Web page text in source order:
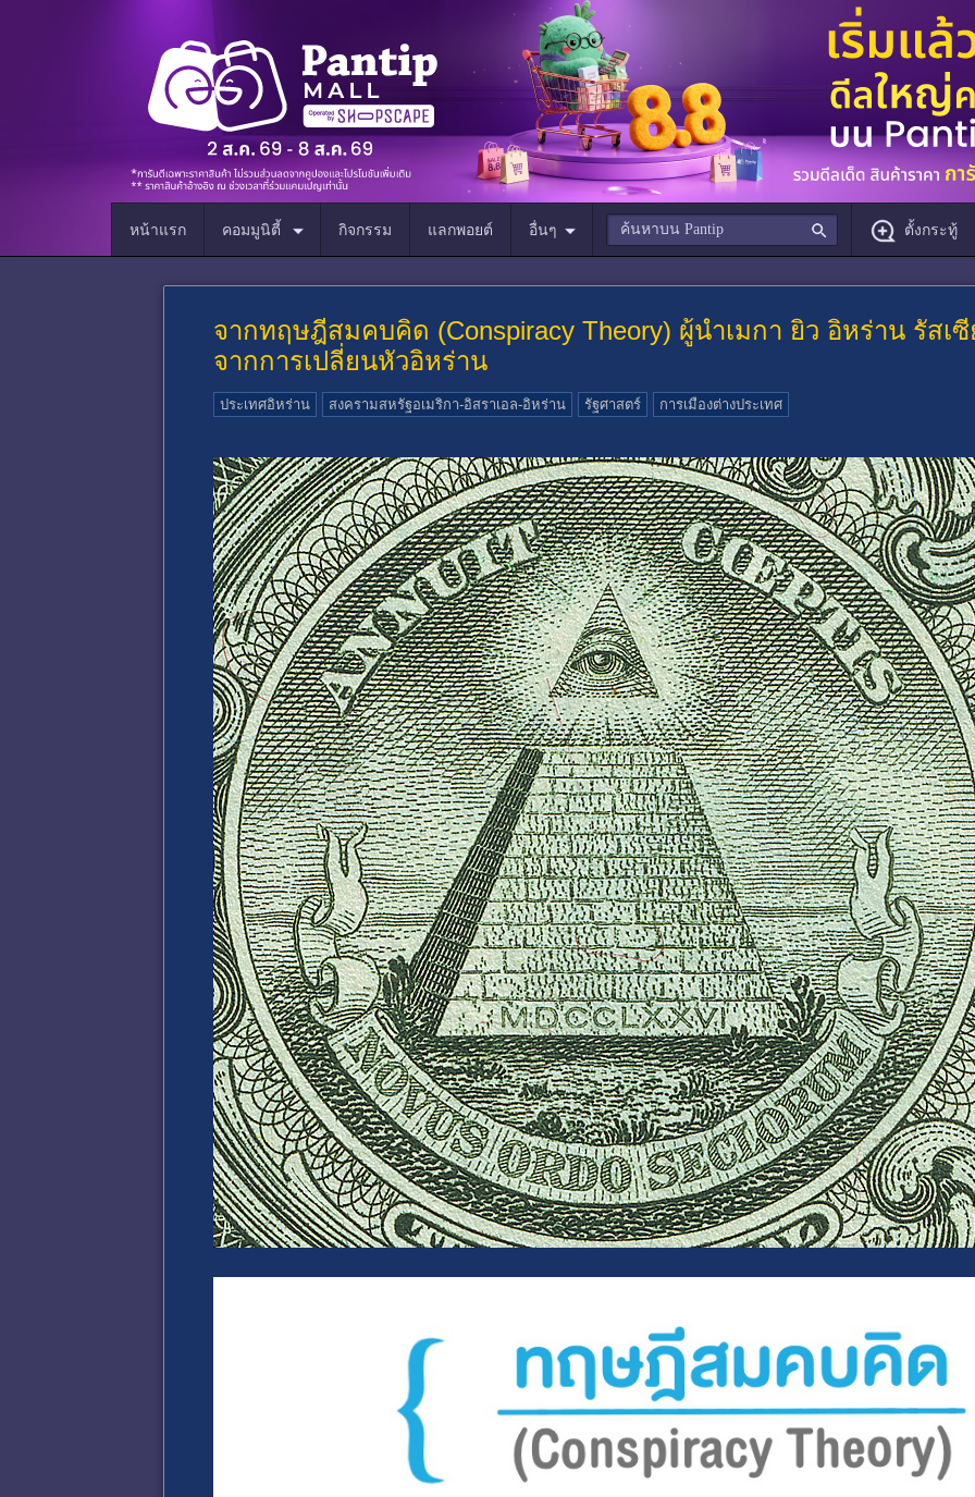
หน้าแรก คอมมูนิตี้ กิจกรรม แลกพอยต์ อื่นๆ ตั้งกระทู้
จากทฤษฎีสมคบคิด (Conspiracy Theory) ผู้นำเมกา ยิว อิหร่าน รัสเ
จากการเปลี่ยนหัวอิหร่าน
ประเทศอิหร่าน สงครามสหรัฐอเมริกา-อิสราเอล-อิหร่าน รัฐศาสตร์ การเมืองต่างประเทศ